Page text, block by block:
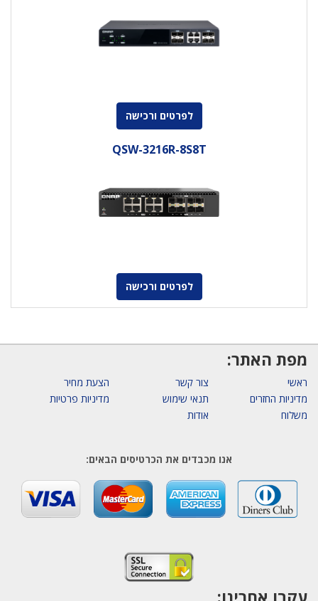
לפרטים ורכישה
QSW-3216R-8S8T
לפרטים ורכישה
מפת האתר:
ראשי צור קשר
הצעת מחיר
מדיניות החזרים
תנאי שימוש
מדיניות פרטיות
משלוח
אודות
אנו מכבדים את הכרטיסים הבאים: